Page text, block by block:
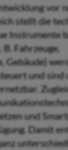
vor
stellt die
Instrumente
Fahrzeuge,
Gebäude)
und sind
und
Damit